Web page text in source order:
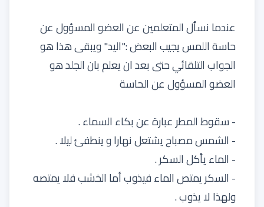
عندما نسأل المتعلمين عن العضو المسؤول عن
حاسة اللمس يجيب البعض :"اليد" ويبقى هذا هو
الجواب التلقائي حتى بعد ان يعلم بان الجلد هو
العضو المسؤول عن الحاسة
- سقوط المطر عبارة عن بكاء السماء .
- الشمس مصباح يشتعل نهارا و ينطفئ ليلا .
- الماء يأكل السكر .
- السكر يمتص الماء فيذوب أما الخشب فلا يمتصه
ولهذا لا يذوب .